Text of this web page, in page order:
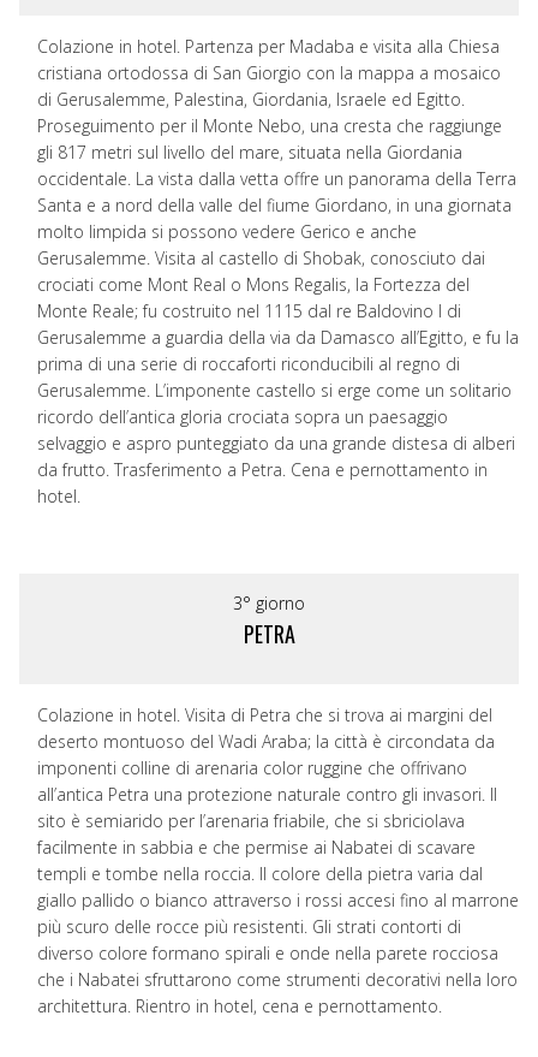
Colazione in hotel. Partenza per Madaba e visita alla Chiesa
cristiana ortodossa di San Giorgio con la mappa a mosaico
di Gerusalemme, Palestina, Giordania, Israele ed Egitto.
Proseguimento per il Monte Nebo, una cresta che raggiunge
gli 817 metri sul livello del mare, situata nella Giordania
occidentale. La vista dalla vetta offre un panorama della Terra
Santa e a nord della valle del fiume Giordano, in una giornata
molto limpida si possono vedere Gerico e anche
Gerusalemme. Visita al castello di Shobak, conosciuto dai
crociati come Mont Real o Mons Regalis, la Fortezza del
Monte Reale; fu costruito nel 1115 dal re Baldovino I di
Gerusalemme a guardia della via da Damasco all’Egitto, e fu la
prima di una serie di roccaforti riconducibili al regno di
Gerusalemme. L’imponente castello si erge come un solitario
ricordo dell’antica gloria crociata sopra un paesaggio
selvaggio e aspro punteggiato da una grande distesa di alberi
da frutto. Trasferimento a Petra. Cena e pernottamento in
hotel.
3° giorno
PETRA
Colazione in hotel. Visita di Petra che si trova ai margini del
deserto montuoso del Wadi Araba; la città è circondata da
imponenti colline di arenaria color ruggine che offrivano
all’antica Petra una protezione naturale contro gli invasori. Il
sito è semiarido per l’arenaria friabile, che si sbriciolava
facilmente in sabbia e che permise ai Nabatei di scavare
templi e tombe nella roccia. Il colore della pietra varia dal
giallo pallido o bianco attraverso i rossi accesi fino al marrone
più scuro delle rocce più resistenti. Gli strati contorti di
diverso colore formano spirali e onde nella parete rocciosa
che i Nabatei sfruttarono come strumenti decorativi nella loro
architettura. Rientro in hotel, cena e pernottamento.